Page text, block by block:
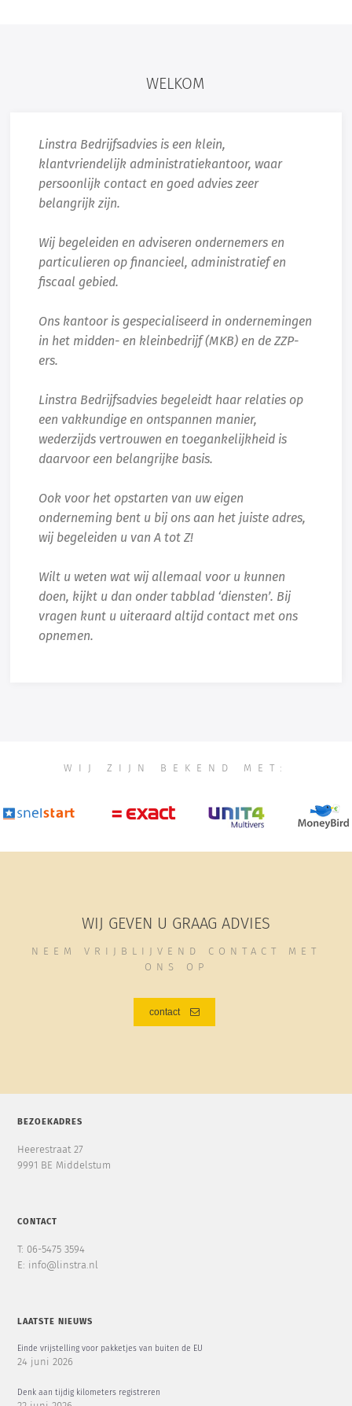
WELKOM
Linstra Bedrijfsadvies is een klein,
klantvriendelijk administratiekantoor, waar
persoonlijk contact en goed advies zeer
belangrijk zijn.
Wij begeleiden en adviseren ondernemers en
particulieren op financieel, administratief en
fiscaal gebied.
Ons kantoor is gespecialiseerd in ondernemingen
in het midden- en kleinbedrijf (MKB) en de ZZP-
ers.
Linstra Bedrijfsadvies begeleidt haar relaties op
een vakkundige en ontspannen manier,
wederzijds vertrouwen en toegankelijkheid is
daarvoor een belangrijke basis.
Ook voor het opstarten van uw eigen
onderneming bent u bij ons aan het juiste adres,
wij begeleiden u van A tot Z!
Wilt u weten wat wij allemaal voor u kunnen
doen, kijkt u dan onder tabblad ‘diensten’. Bij
vragen kunt u uiteraard altijd contact met ons
opnemen.
WIJ ZIJN BEKEND MET:
WIJ GEVEN U GRAAG ADVIES
NEEM VRIJBLIJVEND CONTACT MET
ONS OP
contact
BEZOEKADRES
Heerestraat 27
9991 BE Middelstum
CONTACT
T: 06-5475 3594
E: info@linstra.nl
LAATSTE NIEUWS
Einde vrijstelling voor pakketjes van buiten de EU
24 juni 2026
Denk aan tijdig kilometers registreren